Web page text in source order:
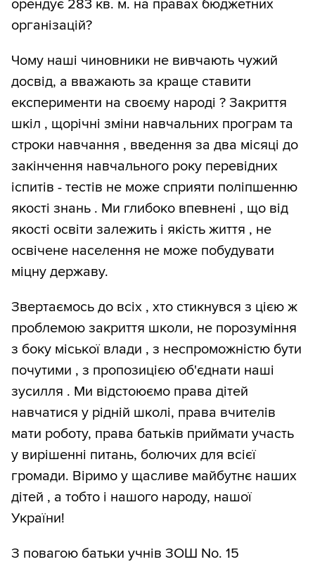
орендує 283 кв. м. на правах бюджетних
організацій?
Чому наші чиновники не вивчають чужий
досвід, а вважають за краще ставити
експерименти на своєму народі ? Закриття
шкіл , щорічні зміни навчальних програм та
строки навчання , введення за два місяці до
закінчення навчального року перевідних
іспитів - тестів не може сприяти поліпшенню
якості знань . Ми глибоко впевнені , що від
якості освіти залежить і якість життя , не
освічене населення не може побудувати
міцну державу.
Звертаємось до всіх , хто стикнувся з цією ж
проблемою закриття школи, не порозуміння
з боку міської влади , з неспроможністю бути
почутими , з пропозицією об'єднати наші
зусилля . Ми відстоюємо права дітей
навчатися у рідній школі, права вчителів
мати роботу, права батьків приймати участь
у вирішенні питань, болючих для всієї
громади. Віримо у щасливе майбутнє наших
дітей , а тобто і нашого народу, нашої
України!
З повагою батьки учнів ЗОШ No. 15